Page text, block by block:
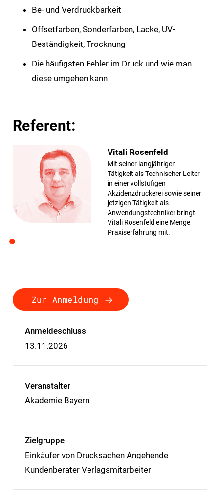
Be- und Verdruckbarkeit
Offsetfarben, Sonderfarben, Lacke, UV-
Beständigkeit, Trocknung
Die häufigsten Fehler im Druck und wie man
diese umgehen kann
Referent:
Vitali Rosenfeld
Mit seiner langjährigen
Tätigkeit als Technischer Leiter
in einer vollstufigen
Akzidenzdruckerei sowie seiner
jetzigen Tätigkeit als
Anwendungstechniker bringt
Vitali Rosenfeld eine Menge
Praxiserfahrung mit.
Zur Anmeldung
Anmeldeschluss
13.11.2026
Veranstalter
Akademie Bayern
Zielgruppe
Einkäufer von Drucksachen Angehende
Kundenberater Verlagsmitarbeiter